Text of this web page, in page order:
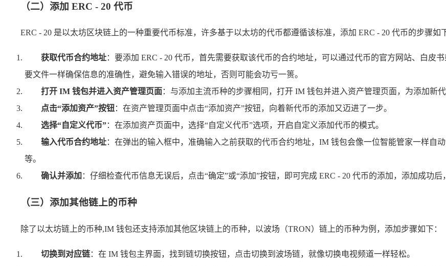
（二）添加 ERC - 20 代币
ERC - 20 是以太坊区块链上的一种重要代币标准，许多基于以太坊的代币都遵循该标准，添加 ERC - 20 代币的步骤如
获取代币合约地址：要添加 ERC - 20 代币，首先需要获取该代币的合约地址，可以通过代币的官方网站、白皮
要文件一样确保信息的准确性，避免输入错误的地址，否则可能会功亏一篑。
打开 IM 钱包并进入资产管理页面 ：与添加主流币种的步骤相同，打开 IM 钱包并进入资产管理页面，为添加新代
点击“添加资产”按钮：在资产管理页面中点击“添加资产”按钮，向着新代币的添加又迈进了一步。
选择“自定义代币”：在添加资产页面中，选择“自定义代币”选项，开启自定义添加代币的模式。
输入代币合约地址：在弹出的输入框中，准确输入之前获取的代币合约地址，IM 钱包会像一位智能管家一样自
等。
确认并添加 ：仔细检查代币信息无误后，点击“确定”或“添加”按钮，即可完成 ERC - 20 代币的添加，添加成功
（三）添加其他链上的币种
除了以太坊链上的币种,IM 钱包还支持添加其他区块链上的币种，以波场（TRON）链上的币种为例，添加步骤如下：
切换到对应链：在 IM 钱包主界面，找到链切换按钮，点击切换到波场链，就像切换电视频道一样轻松。